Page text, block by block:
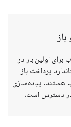
اولین بار در
پرداخت باز
هستند. پیاده‌سازی
در دسترس است.